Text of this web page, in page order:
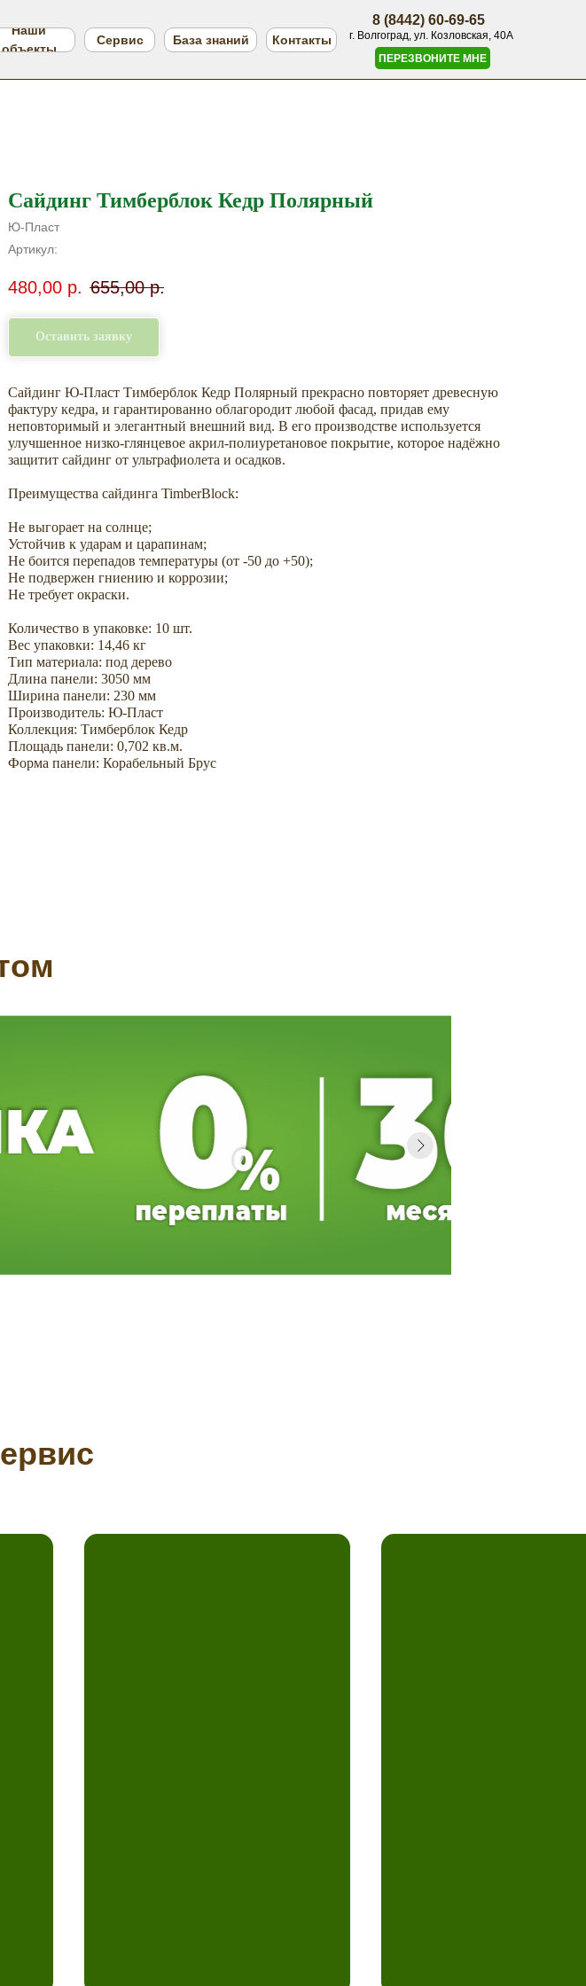
ПЕРЕЗВОНИТЕ МНЕ
г. Волгоград, ул. Козловская, 40А
8 (8442) 60-69-65
Наши
объекты
Контакты
База знаний
Сервис
Сайдинг Тимберблок Кедр Полярный
Ю-Пласт
Артикул:
480,00 р. 655,00 р.
Оставить заявку
Сайдинг Ю-Пласт Тимберблок Кедр Полярный прекрасно повторяет древесную
фактуру кедра, и гарантированно облагородит любой фасад, придав ему
неповторимый и элегантный внешний вид. В его производстве используется
улучшенное низко-глянцевое акрил-полиуретановое покрытие, которое надёжно
защитит сайдинг от ультрафиолета и осадков.
Преимущества сайдинга TimberBlock:
Не выгорает на солнце;
Устойчив к ударам и царапинам;
Не боится перепадов температуры (от -50 до +50);
Не подвержен гниению и коррозии;
Не требует окраски.
Количество в упаковке: 10 шт.
Вес упаковки: 14,46 кг
Тип материала: под дерево
Длина панели: 3050 мм
Ширина панели: 230 мм
Производитель: Ю-Пласт
Коллекция: Тимберблок Кедр
Площадь панели: 0,702 кв.м.
Форма панели: Корабельный Брус